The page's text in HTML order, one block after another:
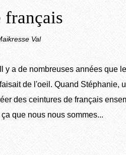
français
Val
Il y a de nombreuses années que
faisait de l'oeil. Quand Stéphanie,
des ceintures de français
que nous nous sommes...